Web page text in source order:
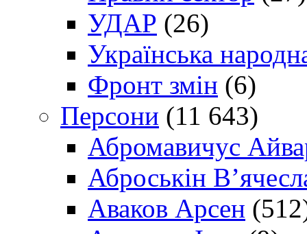
УДАР (26)
Українська
Фронт змін (6)
Персони (11 643)
Абромавичус
Аброськін
Аваков Арсен